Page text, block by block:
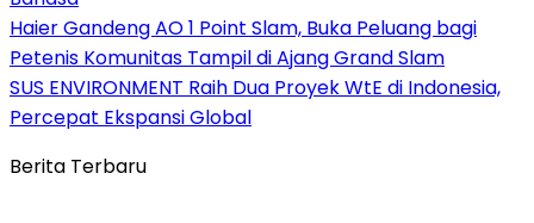
Haier Gandeng AO 1 Point Slam, Buka Peluang bagi
Petenis Komunitas Tampil di Ajang Grand Slam
SUS ENVIRONMENT Raih Dua Proyek WtE di Indonesia,
Percepat Ekspansi Global
Berita Terbaru